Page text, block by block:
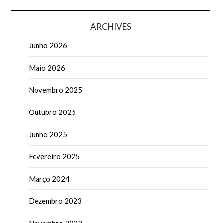
ARCHIVES
Junho 2026
Maio 2026
Novembro 2025
Outubro 2025
Junho 2025
Fevereiro 2025
Março 2024
Dezembro 2023